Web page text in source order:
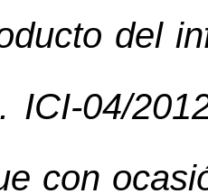
del
ICI-04/
con